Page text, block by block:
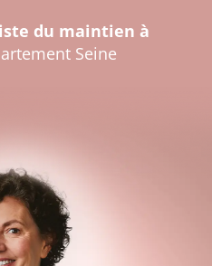
du maintien à
Seine